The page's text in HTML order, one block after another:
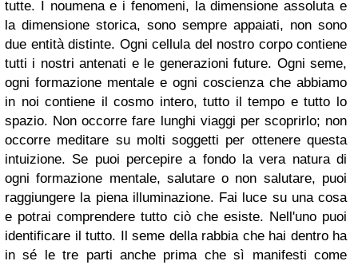
tutte. I noumena e i fenomeni, la dimensione assoluta e
la dimensione storica, sono sempre appaiati, non sono
due entità distinte. Ogni cellula del nostro corpo contiene
tutti i nostri antenati e le generazioni future. Ogni seme,
ogni formazione mentale e ogni coscienza che abbiamo
in noi contiene il cosmo intero, tutto il tempo e tutto lo
spazio. Non occorre fare lunghi viaggi per scoprirlo; non
occorre meditare su molti soggetti per ottenere questa
intuizione. Se puoi percepire a fondo la vera natura di
ogni formazione mentale, salutare o non salutare, puoi
raggiungere la piena illuminazione. Fai luce su una cosa
e potrai comprendere tutto ciò che esiste. Nell'uno puoi
identificare il tutto. Il seme della rabbia che hai dentro ha
in sé le tre parti anche prima che sì manifesti come